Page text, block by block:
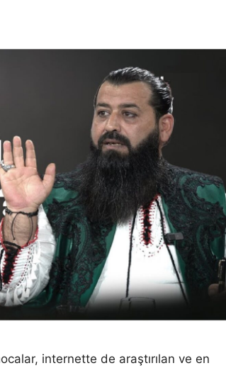
internette de araştırılan ve en